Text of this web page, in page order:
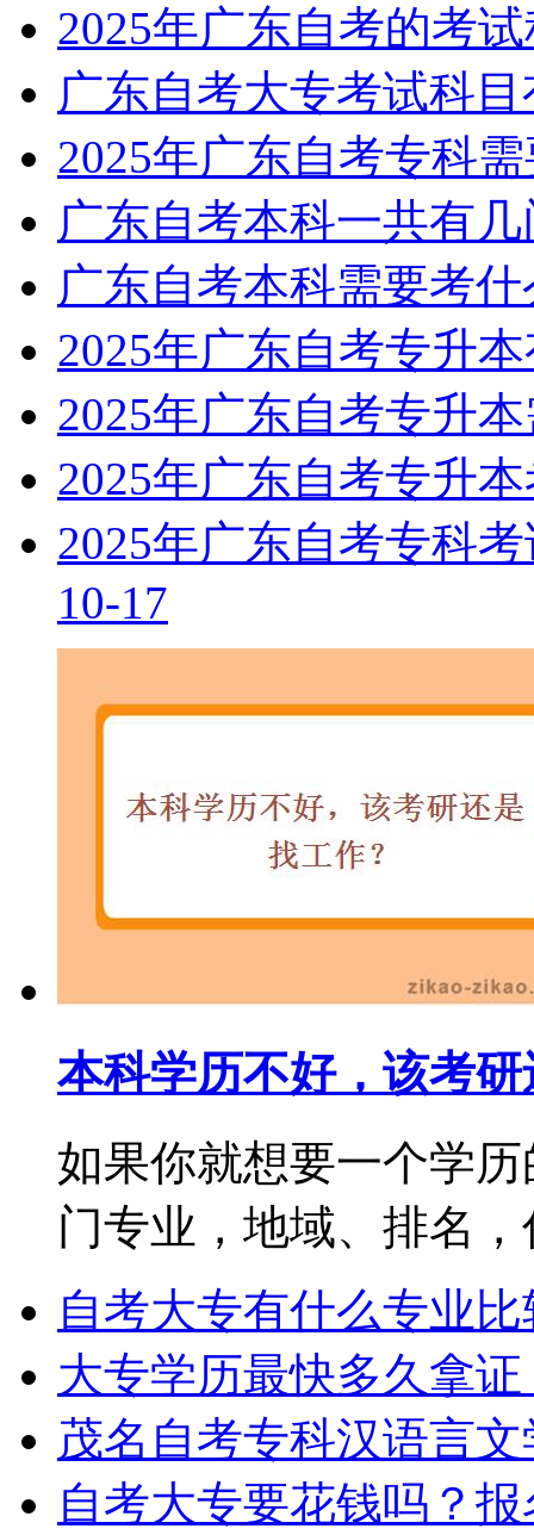
2025年广东自考的考
广东自考大专考试科
2025年广东自考专科
广东自考本科一共有
广东自考本科需要考
2025年广东自考专升
2025年广东自考专升
2025年广东自考专升
2025年广东自考专科
10-17
本科学历不好，该考
如果你就想要一个学
门专业，地域、排名，
自考大专有什么专业
大专学历最快多久拿证
茂名自考专科汉语言
自考大专要花钱吗？